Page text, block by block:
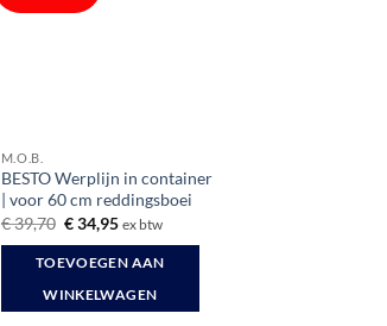
M.O.B.
BESTO Werplijn in container
| voor 60 cm reddingsboei
€39,70 Oorspronkelijke
prijs
was:
€ 39,70.
€34,95Huidige
is:
€ 34,95.
ex btw
TOEVOEGEN AAN
WINKELWAGEN